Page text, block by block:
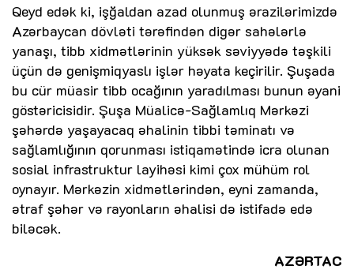
Qeyd edək ki, işğaldan azad olunmuş ərazilərimizdə
Azərbaycan dövləti tərəfindən digər sahələrlə
yanaşı, tibb xidmətlərinin yüksək səviyyədə təşkili
üçün də genişmiqyaslı işlər həyata keçirilir. Şuşada
bu cür müasir tibb ocağının yaradılması bunun əyani
göstəricisidir. Şuşa Müalicə-Sağlamlıq Mərkəzi
şəhərdə yaşayacaq əhalinin tibbi təminatı və
sağlamlığının qorunması istiqamətində icra olunan
sosial infrastruktur layihəsi kimi çox mühüm rol
oynayır. Mərkəzin xidmətlərindən, eyni zamanda,
ətraf şəhər və rayonların əhalisi də istifadə edə
biləcək.
AZƏRTAC